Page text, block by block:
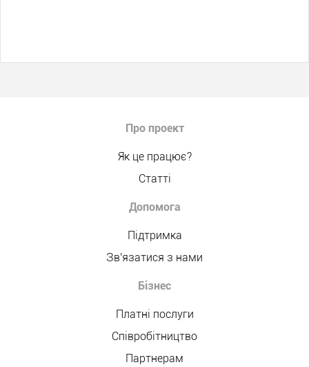
Про проект
Як це працює?
Статті
Допомога
Підтримка
Зв'язатися з нами
Бізнес
Платні послуги
Співробітництво
Партнерам